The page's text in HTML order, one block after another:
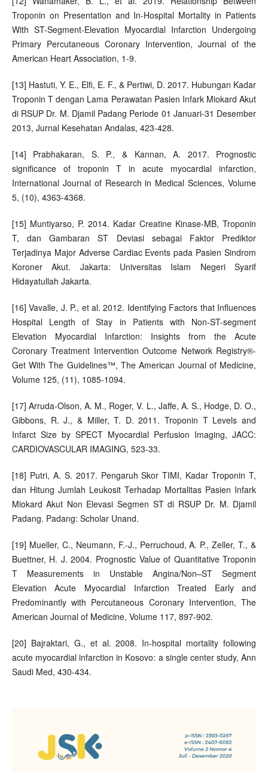
Troponin on Presentation and In-Hospital Mortality in Patients
With ST-Segment-Elevation Myocardial Infarction Undergoing
Primary Percutaneous Coronary Intervention, Journal of the
American Heart Association, 1-9.
[13] Hastuti, Y. E., Elfi, E. F., & Pertiwi, D. 2017. Hubungan Kadar
Troponin T dengan Lama Perawatan Pasien Infark Miokard Akut
di RSUP Dr. M. Djamil Padang Periode 01 Januari-31 Desember
2013, Jurnal Kesehatan Andalas, 423-428.
[14] Prabhakaran, S. P., & Kannan, A. 2017. Prognostic
significance of troponin T in acute myocardial infarction,
International Journal of Research in Medical Sciences, Volume
5, (10), 4363-4368.
[15] Muntiyarso, P. 2014. Kadar Creatine Kinase-MB, Troponin
T, dan Gambaran ST Deviasi sebagai Faktor Prediktor
Terjadinya Major Adverse Cardiac Events pada Pasien Sindrom
Koroner Akut. Jakarta: Universitas Islam Negeri Syarif
Hidayatullah Jakarta.
[16] Vavalle, J. P., et al. 2012. Identifying Factors that Influences
Hospital Length of Stay in Patients with Non-ST-segment
Elevation Myocardial Infarction: Insights from the Acute
Coronary Treatment Intervention Outcome Network Registry®-
Get With The Guidelines™, The American Journal of Medicine,
Volume 125, (11), 1085-1094.
[17] Arruda-Olson, A. M., Roger, V. L., Jaffe, A. S., Hodge, D. O.,
Gibbons, R. J., & Miller, T. D. 2011. Troponin T Levels and
Infarct Size by SPECT Myocardial Perfusion Imaging, JACC:
CARDIOVASCULAR IMAGING, 523-33.
[18] Putri, A. S. 2017. Pengaruh Skor TIMI, Kadar Troponin T,
dan Hitung Jumlah Leukosit Terhadap Mortalitas Pasien Infark
Miokard Akut Non Elevasi Segmen ST di RSUP Dr. M. Djamil
Padang. Padang: Scholar Unand.
[19] Mueller, C., Neumann, F.-J., Perruchoud, A. P., Zeller, T., &
Buettner, H. J. 2004. Prognostic Value of Quantitative Troponin
T Measurements in Unstable Angina/Non–ST Segment
Elevation Acute Myocardial Infarction Treated Early and
Predominantly with Percutaneous Coronary Intervention, The
American Journal of Medicine, Volume 117, 897-902.
[20] Bajraktari, G., et al. 2008. In-hospital mortality following
acute myocardial infarction in Kosovo: a single center study, Ann
Saudi Med, 430-434.